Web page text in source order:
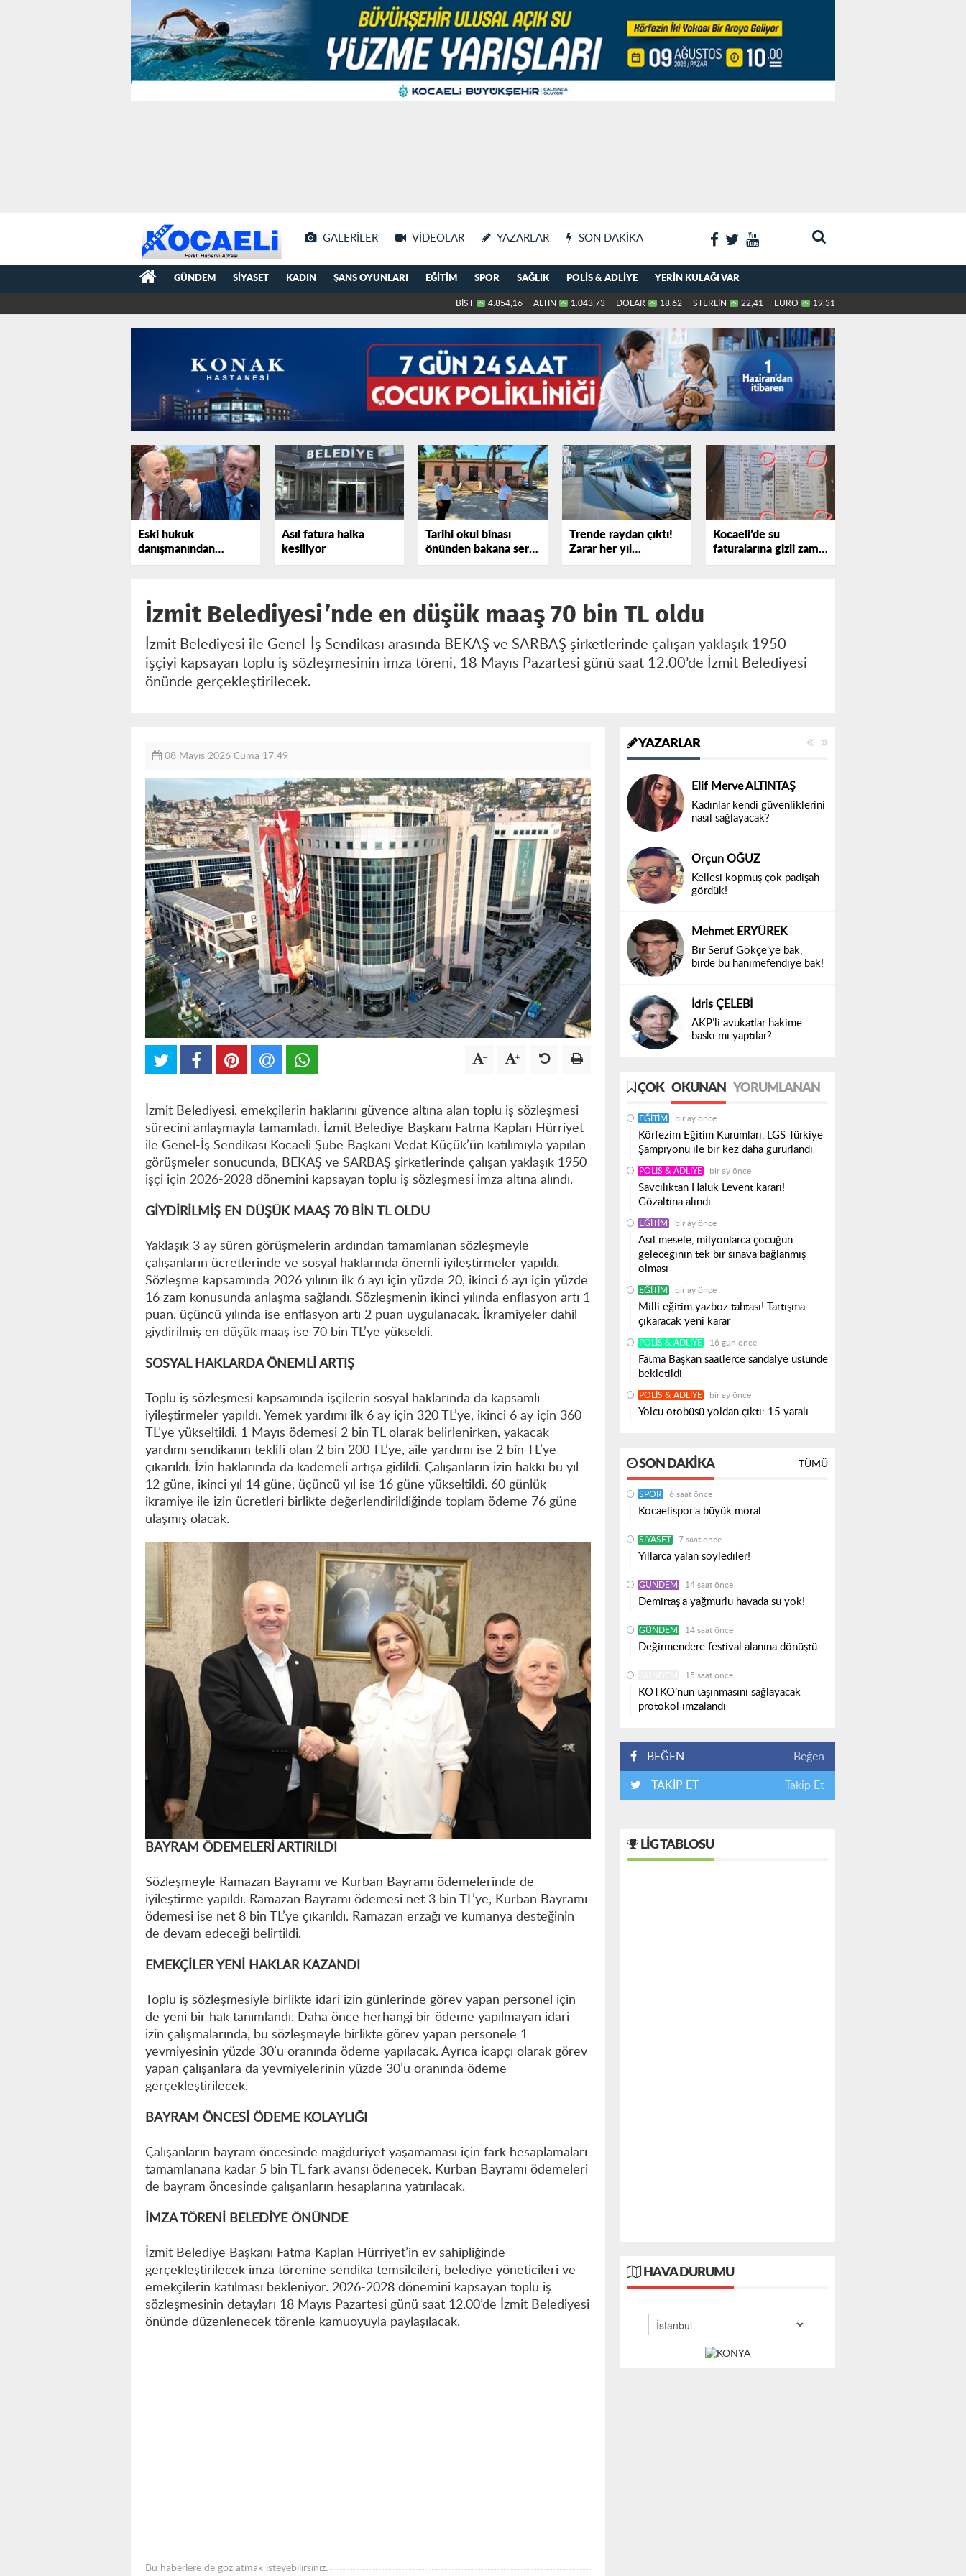
GALERILER VIDEOLAR YAZARLAR SON DAKIKA
GÜNDEM SIYASET KADIN ŞANS OYUNLARI EĞITIM SPOR SAĞLIK POLIS & ADLIYE YERIN KULAĞI VAR
BİST 4.854,16 ALTIN 1.043,73 DOLAR 18,62 STERLİN 22,41 EURO 19,31
Eski hukuk
danışmanından
Erdoğan'a bir uyarı
Asıl fatura halka
kesiliyor
Tarihi okul binası
önünden bakana sert
tepki gösterdi!
Trende raydan çıktı!
Zarar her yıl
katlanıyor
Kocaeli’de su
faturalarına gizli zam
iddiası
İzmit Belediyesi’nde en düşük maaş 70 bin TL oldu
İzmit Belediyesi ile Genel-İş Sendikası arasında BEKAŞ ve SARBAŞ şirketlerinde çalışan yaklaşık 1950
işçiyi kapsayan toplu iş sözleşmesinin imza töreni, 18 Mayıs Pazartesi günü saat 12.00’de İzmit Belediyesi
önünde gerçekleştirilecek.
08 Mayıs 2026 Cuma 17:49
İzmit Belediyesi, emekçilerin haklarını güvence altına alan toplu iş sözleşmesi
sürecini anlaşmayla tamamladı. İzmit Belediye Başkanı Fatma Kaplan Hürriyet
ile Genel-İş Sendikası Kocaeli Şube Başkanı Vedat Küçük’ün katılımıyla yapılan
görüşmeler sonucunda, BEKAŞ ve SARBAŞ şirketlerinde çalışan yaklaşık 1950
işçi için 2026-2028 dönemini kapsayan toplu iş sözleşmesi imza altına alındı.
GİYDİRİLMİŞ EN DÜŞÜK MAAŞ 70 BİN TL OLDU
Yaklaşık 3 ay süren görüşmelerin ardından tamamlanan sözleşmeyle
çalışanların ücretlerinde ve sosyal haklarında önemli iyileştirmeler yapıldı.
Sözleşme kapsamında 2026 yılının ilk 6 ayı için yüzde 20, ikinci 6 ayı için yüzde
16 zam konusunda anlaşma sağlandı. Sözleşmenin ikinci yılında enflasyon artı 1
puan, üçüncü yılında ise enflasyon artı 2 puan uygulanacak. İkramiyeler dahil
giydirilmiş en düşük maaş ise 70 bin TL’ye yükseldi.
SOSYAL HAKLARDA ÖNEMLİ ARTIŞ
Toplu iş sözleşmesi kapsamında işçilerin sosyal haklarında da kapsamlı
iyileştirmeler yapıldı. Yemek yardımı ilk 6 ay için 320 TL’ye, ikinci 6 ay için 360
TL’ye yükseltildi. 1 Mayıs ödemesi 2 bin TL olarak belirlenirken, yakacak
yardımı sendikanın teklifi olan 2 bin 200 TL’ye, aile yardımı ise 2 bin TL’ye
çıkarıldı. İzin haklarında da kademeli artışa gidildi. Çalışanların izin hakkı bu yıl
12 güne, ikinci yıl 14 güne, üçüncü yıl ise 16 güne yükseltildi. 60 günlük
ikramiye ile izin ücretleri birlikte değerlendirildiğinde toplam ödeme 76 güne
ulaşmış olacak.
BAYRAM ÖDEMELERİ ARTIRILDI
Sözleşmeyle Ramazan Bayramı ve Kurban Bayramı ödemelerinde de
iyileştirme yapıldı. Ramazan Bayramı ödemesi net 3 bin TL’ye, Kurban Bayramı
ödemesi ise net 8 bin TL’ye çıkarıldı. Ramazan erzağı ve kumanya desteğinin
de devam edeceği belirtildi.
EMEKÇİLER YENİ HAKLAR KAZANDI
Toplu iş sözleşmesiyle birlikte idari izin günlerinde görev yapan personel için
de yeni bir hak tanımlandı. Daha önce herhangi bir ödeme yapılmayan idari
izin çalışmalarında, bu sözleşmeyle birlikte görev yapan personele 1
yevmiyesinin yüzde 30’u oranında ödeme yapılacak. Ayrıca icapçı olarak görev
yapan çalışanlara da yevmiyelerinin yüzde 30’u oranında ödeme
gerçekleştirilecek.
BAYRAM ÖNCESİ ÖDEME KOLAYLIĞI
Çalışanların bayram öncesinde mağduriyet yaşamaması için fark hesaplamaları
tamamlanana kadar 5 bin TL fark avansı ödenecek. Kurban Bayramı ödemeleri
de bayram öncesinde çalışanların hesaplarına yatırılacak.
İMZA TÖRENİ BELEDİYE ÖNÜNDE
İzmit Belediye Başkanı Fatma Kaplan Hürriyet’in ev sahipliğinde
gerçekleştirilecek imza törenine sendika temsilcileri, belediye yöneticileri ve
emekçilerin katılması bekleniyor. 2026-2028 dönemini kapsayan toplu iş
sözleşmesinin detayları 18 Mayıs Pazartesi günü saat 12.00’de İzmit Belediyesi
önünde düzenlenecek törenle kamuoyuyla paylaşılacak.
Bu haberlere de göz atmak isteyebilirsiniz.
YAZARLAR
Elif Merve ALTINTAŞ
Kadınlar kendi güvenliklerini
nasıl sağlayacak?
Orçun OĞUZ
Kellesi kopmuş çok padişah
gördük!
Mehmet ERYÜREK
Bir Sertif Gökçe’ye bak,
birde bu hanımefendiye bak!
İdris ÇELEBİ
AKP’li avukatlar hakime
baskı mı yaptılar?
ÇOK OKUNAN YORUMLANAN
EĞITIM bir ay önce
Körfezim Eğitim Kurumları, LGS Türkiye
Şampiyonu ile bir kez daha gururlandı
POLIS & ADLIYE bir ay önce
Savcılıktan Haluk Levent kararı!
Gözaltına alındı
EĞITIM bir ay önce
Asıl mesele, milyonlarca çocuğun
geleceğinin tek bir sınava bağlanmış
olması
EĞITIM bir ay önce
Milli eğitim yazboz tahtası! Tartışma
çıkaracak yeni karar
POLIS & ADLIYE 16 gün önce
Fatma Başkan saatlerce sandalye üstünde
bekletildi
POLIS & ADLIYE bir ay önce
Yolcu otobüsü yoldan çıktı: 15 yaralı
SON DAKIKA TÜMÜ
SPOR 6 saat önce
Kocaelispor'a büyük moral
SIYASET 7 saat önce
Yıllarca yalan söylediler!
GÜNDEM 14 saat önce
Demirtaş'a yağmurlu havada su yok!
GÜNDEM 14 saat önce
Değirmendere festival alanına dönüştü
15 saat önce
KOTKO’nun taşınmasını sağlayacak
protokol imzalandı
BEĞEN Beğen
TAKİP ET Takip Et
LIG TABLOSU
HAVA DURUMU